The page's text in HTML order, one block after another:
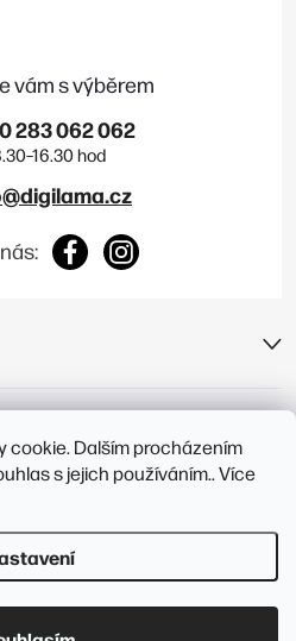
cookie. Dalším procházením
s jejich používáním.. Více
@digilama.cz
283 062 062